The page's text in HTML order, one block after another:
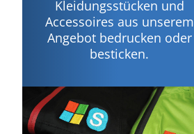
Kleidungsstücken und
Accessoires aus unserem
Angebot bedrucken oder
besticken.